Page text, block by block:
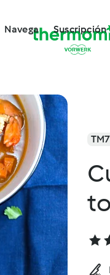
Navega Suscripción
TM7